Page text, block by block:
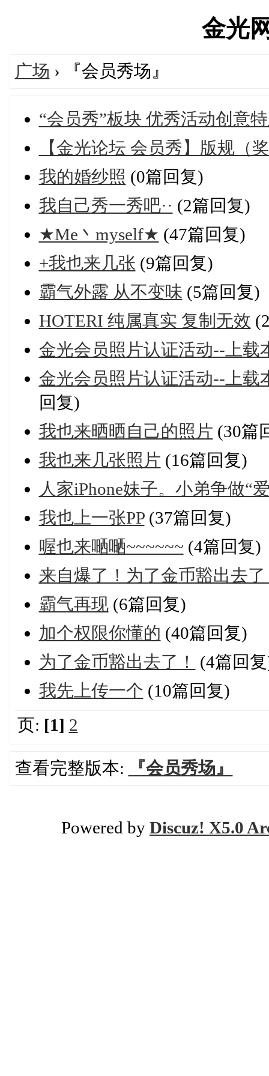
金光
广场 › 『会员秀场』
“会员秀”板块 优秀活动创意
【金光论坛 会员秀】版规（
我的婚纱照 (0篇回复)
我自己秀一秀吧·· (2篇回复)
★Me丶myself★ (47篇回复)
+我也来几张 (9篇回复)
霸气外露 从不变味 (5篇回复)
HOTERI 纯属真实 复制无效
金光会员照片认证活动--上载
金光会员照片认证活动--上载
回复)
我也来晒晒自己的照片 (30篇
我也来几张照片 (16篇回复)
人家iPhone妹子。小弟争做“
我也上一张PP(37篇回复)
喔也来嗮嗮~~~~~~ (4篇回复)
来自爆了！为了金币豁出去了
霸气再现(6篇回复)
加个权限你懂的 (40篇回复)
为了金币豁出去了！
(4篇回
我先上传一个 (10篇回复)
页: [1] 2
查看完整版本: 『会员秀场』
Powered by Discuz! X5.0